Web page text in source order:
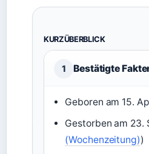
KURZÜBERBLICK
1 Bestätigte
Geboren am 15.
Gestorben am 23.
(Wochenzeitung))